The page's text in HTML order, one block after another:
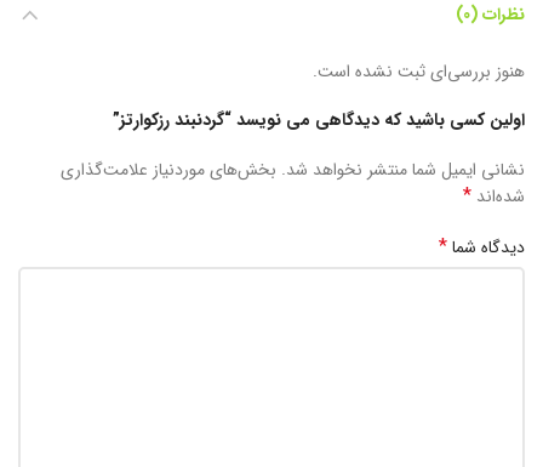
نظرات (0)
هنوز بررسی‌ای ثبت نشده است.
اولین کسی باشید که دیدگاهی می نویسد “گردنبند رزکوارتز”
نشانی ایمیل شما منتشر نخواهد شد. بخش‌های موردنیاز علامت‌گذاری
شده‌اند *
دیدگاه شما*